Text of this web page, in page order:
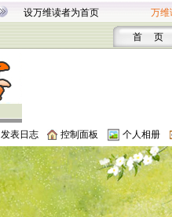
设万维读者为首页 万维
首 页
发表日志 控制面板 个人相册